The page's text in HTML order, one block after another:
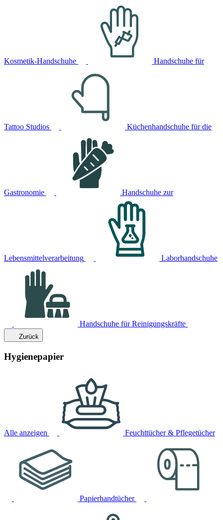
Kosmetik-Handschuhe Handschuhe für
Tattoo Studios Küchenhandschuhe für die
Gastronomie Handschuhe zur
Lebensmittelverarbeitung Laborhandschuhe
Handschuhe für Reinigungskräfte
Zurück
Hygienepapier
Alle anzeigen Feuchttücher & Pflegetücher
Papierhandtücher